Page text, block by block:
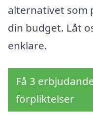
alternativet som
din budget. Låt
enklare.
Få 3
förpliktelser